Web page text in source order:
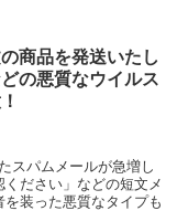
商品を発送いたし
の悪質なウイルス
スパムメールが急増し
ださい」などの短文メ
装った悪質なタイプも